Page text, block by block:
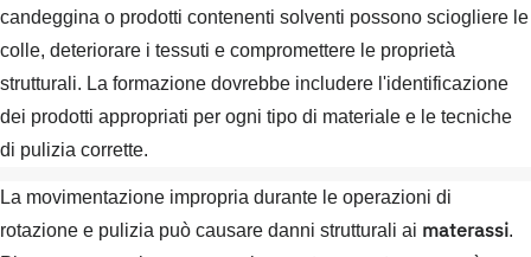
candeggina o prodotti contenenti solventi possono sciogliere le
colle, deteriorare i tessuti e compromettere le proprietà
strutturali. La formazione dovrebbe includere l'identificazione
dei prodotti appropriati per ogni tipo di materiale e le tecniche
di pulizia corrette.
La movimentazione impropria durante le operazioni di
rotazione e pulizia può causare danni strutturali ai materassi.